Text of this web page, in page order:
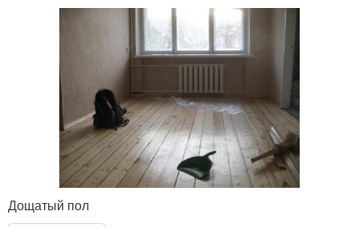
Дощатый пол